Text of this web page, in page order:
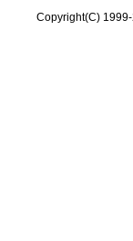
Copyright(C)